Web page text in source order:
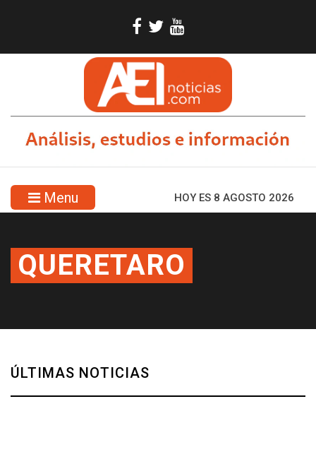
Menu HOY ES 8 AGOSTO 2026
QUERETARO
ÚLTIMAS NOTICIAS